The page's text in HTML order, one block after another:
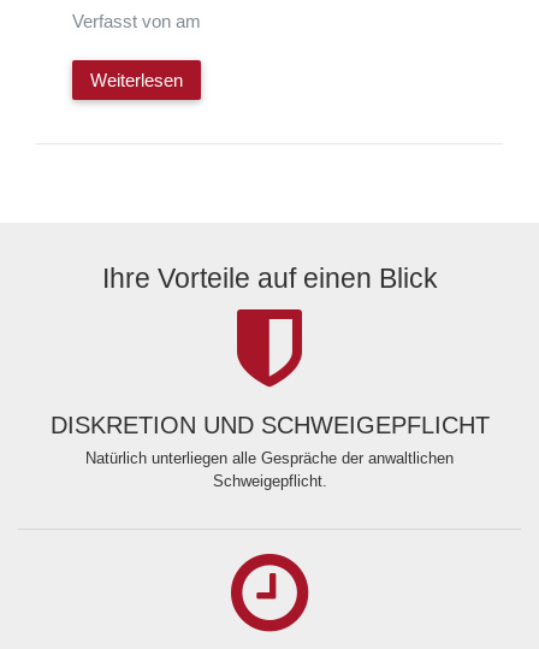
Verfasst von am
Weiterlesen
Ihre Vorteile auf einen Blick
DISKRETION UND SCHWEIGEPFLICHT
Natürlich unterliegen alle Gespräche der anwaltlichen
Schweigepflicht.